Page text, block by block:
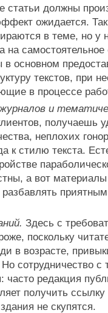
статьи должны
ожидается.
в теме, но у
на самостоятельное
в основном
текстов, при
в процессе
и
получаешь
неплохих
к стилю текста.
а вот
Здесь с
поскольку
в возрасте,
сотрудничество с
редакция
получить
не скупятся.